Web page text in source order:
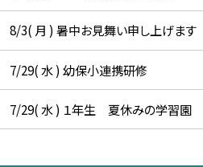
8/3( 月 ) 暑中お見舞い申し上げます
7/29( 水 ) 幼保小連携研修
7/29( 水 ) １年生 夏休みの学習園